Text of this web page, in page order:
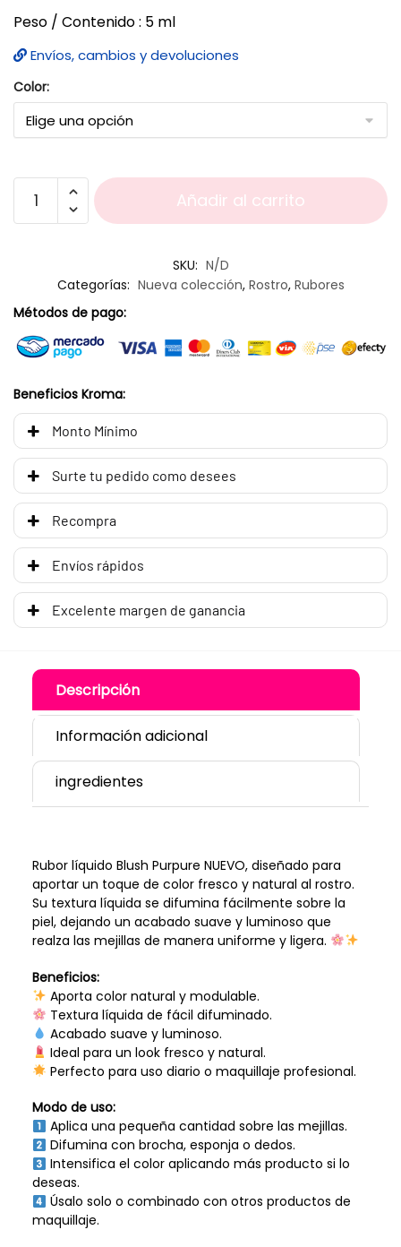
Peso / Contenido : 5 ml
Envíos, cambios y devoluciones
Color:
Añadir al carrito
SKU: N/D
Categorías: Nueva colección, Rostro, Rubores
Métodos de pago:
Beneficios Kroma:
Monto Mínimo
Surte tu pedido como desees
Recompra
Envíos rápidos
Excelente margen de ganancia
Descripción
Información adicional
ingredientes
Rubor líquido Blush Purpure NUEVO, diseñado para
aportar un toque de color fresco y natural al rostro.
Su textura líquida se difumina fácilmente sobre la
piel, dejando un acabado suave y luminoso que
realza las mejillas de manera uniforme y ligera.
Beneficios:
Aporta color natural y modulable.
Textura líquida de fácil difuminado.
Acabado suave y luminoso.
Ideal para un look fresco y natural.
Perfecto para uso diario o maquillaje profesional.
Modo de uso:
Aplica una pequeña cantidad sobre las mejillas.
Difumina con brocha, esponja o dedos.
Intensifica el color aplicando más producto si lo
deseas.
Úsalo solo o combinado con otros productos de
maquillaje.